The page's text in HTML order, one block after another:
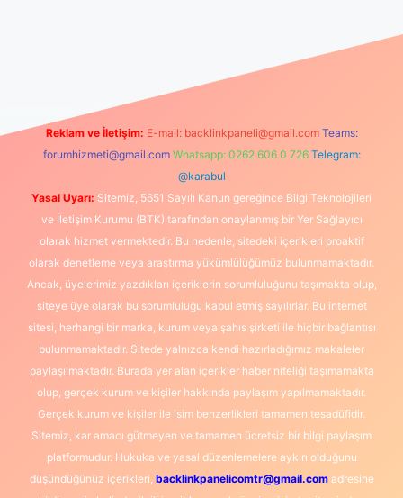
Reklam ve İletişim: E-mail: backlinkpaneli@gmail.com Teams:
forumhizmeti@gmail.com Whatsapp: 0262 606 0 726 Telegram:
@karabul
Yasal Uyarı: Sitemiz, 5651 Sayılı Kanun gereğince Bilgi Teknolojileri
ve İletişim Kurumu (BTK) tarafından onaylanmış bir Yer Sağlayıcı
olarak hizmet vermektedir. Bu nedenle, sitedeki içerikleri proaktif
olarak denetleme veya araştırma yükümlülüğümüz bulunmamaktadır.
Ancak, üyelerimiz yazdıkları içeriklerin sorumluluğunu taşımakta olup,
siteye üye olarak bu sorumluluğu kabul etmiş sayılırlar. Bu internet
sitesi, herhangi bir marka, kurum veya şahıs şirketi ile hiçbir bağlantısı
bulunmamaktadır. Sitede yalnızca kendi hazırladığımız makaleler
paylaşılmaktadır. Burada yer alan içerikler haber niteliği taşımamakta
olup, gerçek kurum ve kişiler hakkında paylaşım yapılmamaktadır.
Gerçek kurum ve kişiler ile isim benzerlikleri tamamen tesadüfidir.
Sitemiz, kar amacı gütmeyen ve tamamen ücretsiz bir bilgi paylaşım
platformudur. Hukuka ve yasal düzenlemelere aykırı olduğunu
düşündüğünüz içerikleri, backlinkpanelicomtr@gmail.comadresine